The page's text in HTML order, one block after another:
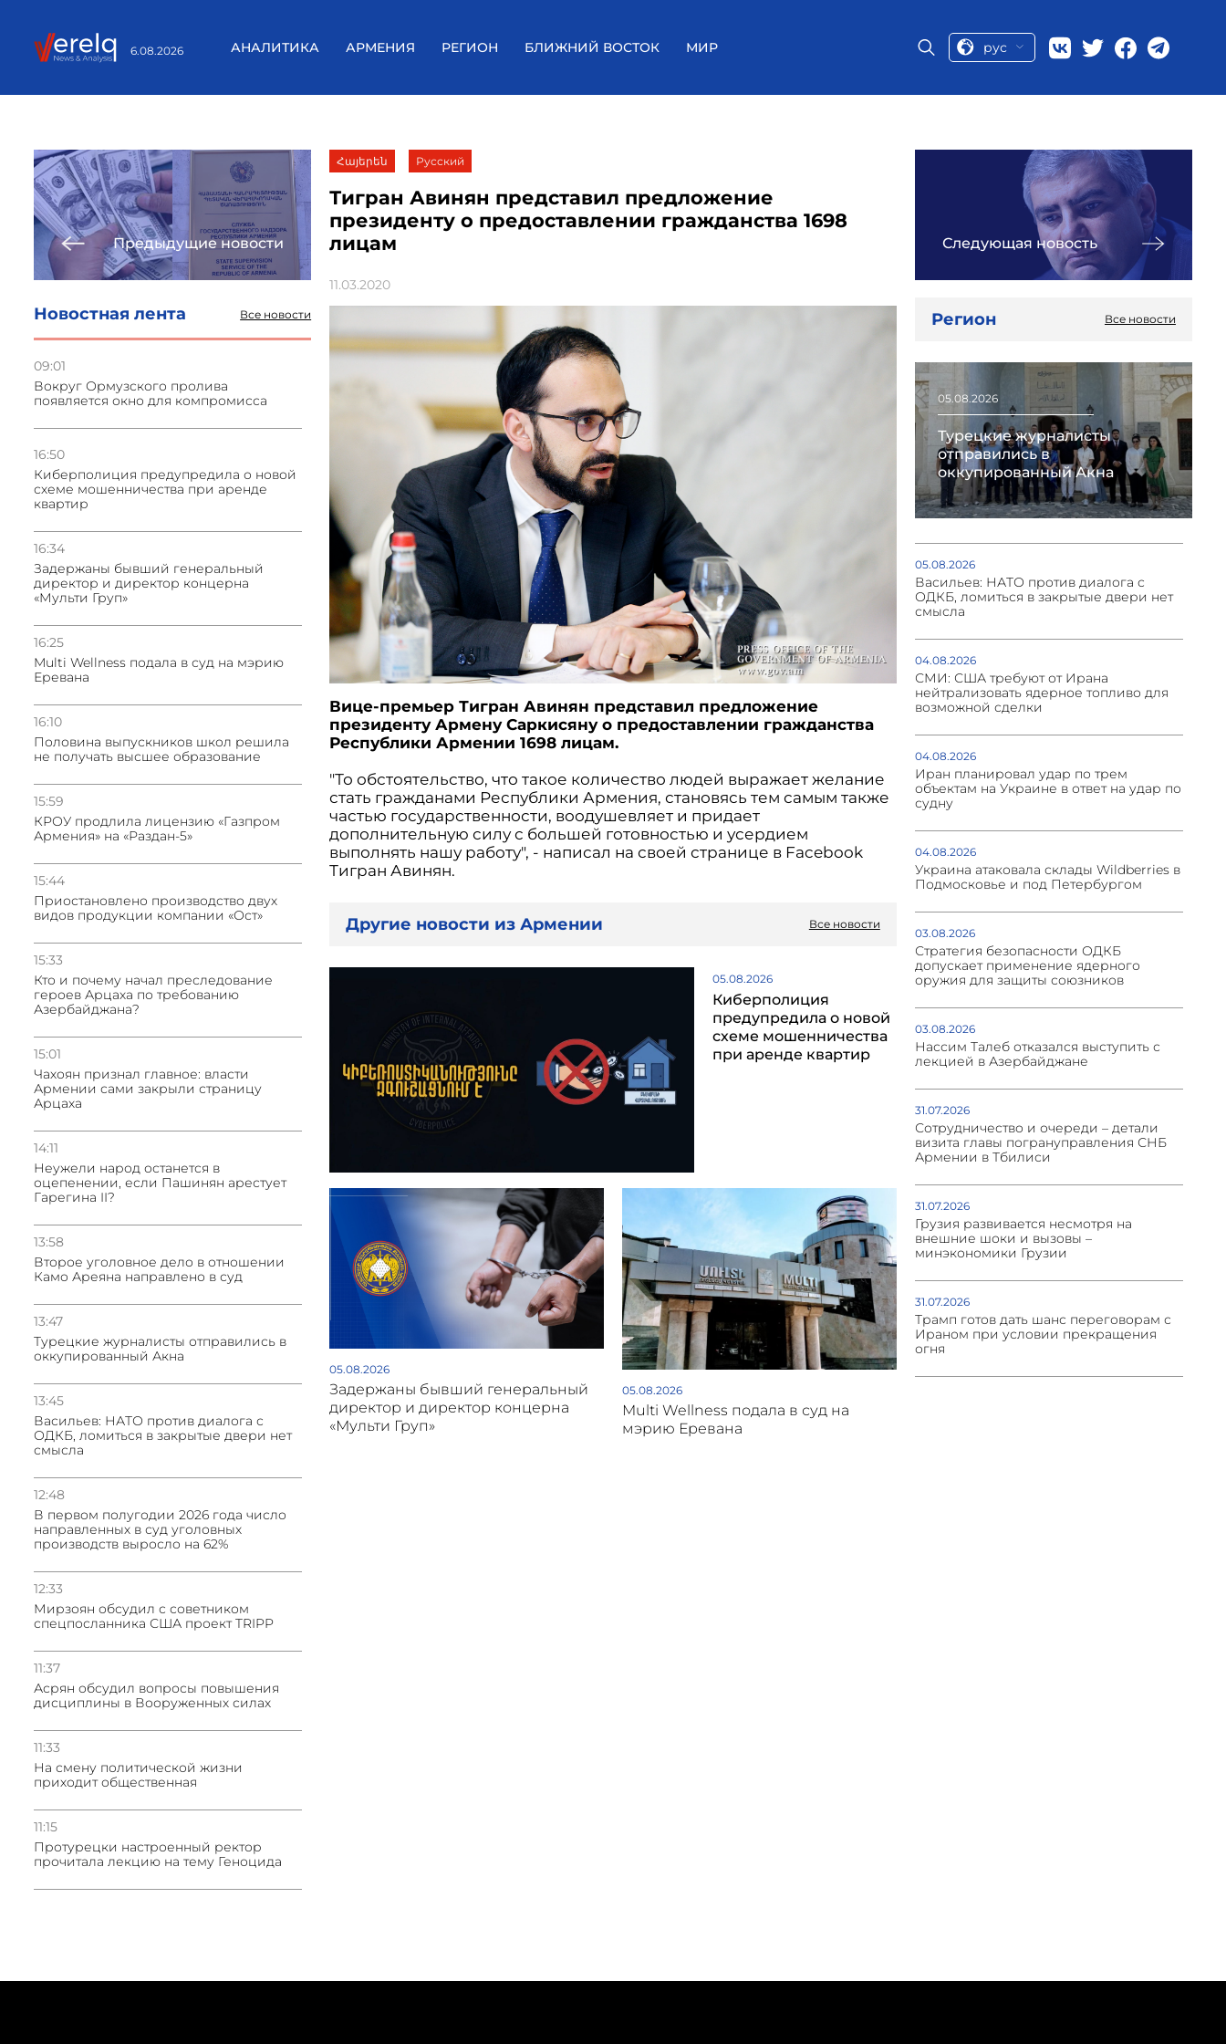
6.08.2026 АНАЛИТИКА АРМЕНИЯ РЕГИОН БЛИЖНИЙ ВОСТОК МИР рус
Предыдущие новости
Новостная лента Все новости
09:01
Вокруг Ормузского пролива
появляется окно для компромисса
16:50
Киберполиция предупредила о новой
схеме мошенничества при аренде
квартир
16:34
Задержаны бывший генеральный
директор и директор концерна
«Мульти Груп»
16:25
Multi Wellness подала в суд на мэрию
Еревана
16:10
Половина выпускников школ решила
не получать высшее образование
15:59
КРОУ продлила лицензию «Газпром
Армения» на «Раздан-5»
15:44
Приостановлено производство двух
видов продукции компании «Ост»
15:33
Кто и почему начал преследование
героев Арцаха по требованию
Азербайджана?
15:01
Чахоян признал главное: власти
Армении сами закрыли страницу
Арцаха
14:11
Неужели народ останется в
оцепенении, если Пашинян арестует
Гарегина II?
13:58
Второе уголовное дело в отношении
Камо Ареяна направлено в суд
13:47
Турецкие журналисты отправились в
оккупированный Акна
13:45
Васильев: НАТО против диалога с
ОДКБ, ломиться в закрытые двери нет
смысла
12:48
В первом полугодии 2026 года число
направленных в суд уголовных
производств выросло на 62%
12:33
Мирзоян обсудил с советником
спецпосланника США проект TRIPP
11:37
Асрян обсудил вопросы повышения
дисциплины в Вооруженных силах
11:33
На смену политической жизни
приходит общественная
11:15
Протурецки настроенный ректор
прочитала лекцию на тему Геноцида
Հայերեն Русский
Тигран Авинян представил предложение
президенту о предоставлении гражданства 1698
лицам
11.03.2020
Вице-премьер Тигран Авинян представил предложение
президенту Армену Саркисяну о предоставлении гражданства
Республики Армении 1698 лицам.
"То обстоятельство, что такое количество людей выражает желание
стать гражданами Республики Армения, становясь тем самым также
частью государственности, воодушевляет и придает
дополнительную силу с большей готовностью и усердием
выполнять нашу работу", - написал на своей странице в Facebook
Тигран Авинян.
Другие новости из Армении Все новости
05.08.2026
Киберполиция
предупредила о новой
схеме мошенничества
при аренде квартир
05.08.2026
Задержаны бывший генеральный
директор и директор концерна
«Мульти Груп»
05.08.2026
Multi Wellness подала в суд на
мэрию Еревана
Следующая новость
Регион Все новости
05.08.2026
Турецкие журналисты
отправились в
оккупированный Акна
05.08.2026
Васильев: НАТО против диалога с
ОДКБ, ломиться в закрытые двери нет
смысла
04.08.2026
СМИ: США требуют от Ирана
нейтрализовать ядерное топливо для
возможной сделки
04.08.2026
Иран планировал удар по трем
объектам на Украине в ответ на удар по
судну
04.08.2026
Украина атаковала склады Wildberries в
Подмосковье и под Петербургом
03.08.2026
Стратегия безопасности ОДКБ
допускает применение ядерного
оружия для защиты союзников
03.08.2026
Нассим Талеб отказался выступить с
лекцией в Азербайджане
31.07.2026
Сотрудничество и очереди – детали
визита главы погрануправления СНБ
Армении в Тбилиси
31.07.2026
Грузия развивается несмотря на
внешние шоки и вызовы –
минэкономики Грузии
31.07.2026
Трамп готов дать шанс переговорам с
Ираном при условии прекращения
огня